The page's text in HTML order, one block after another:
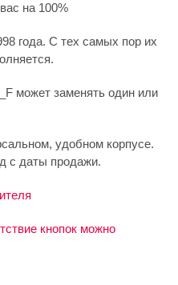
на 100%
года. С тех самых пор их
может заменять один или
удобном корпусе.
с даты продажи.
кнопок можно